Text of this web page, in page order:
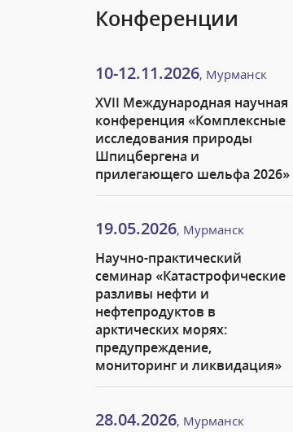
Конференции
10-12.11.2026, Мурманск
XVII Международная научная
конференция «Комплексные
исследования природы
Шпицбергена и
прилегающего шельфа 2026»
19.05.2026, Мурманск
Научно-практический
семинар «Катастрофические
разливы нефти и
нефтепродуктов в
арктических морях:
предупреждение,
мониторинг и ликвидация»
28.04.2026, Мурманск